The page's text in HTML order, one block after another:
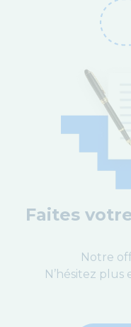
Faites
Notre
N’hésitez